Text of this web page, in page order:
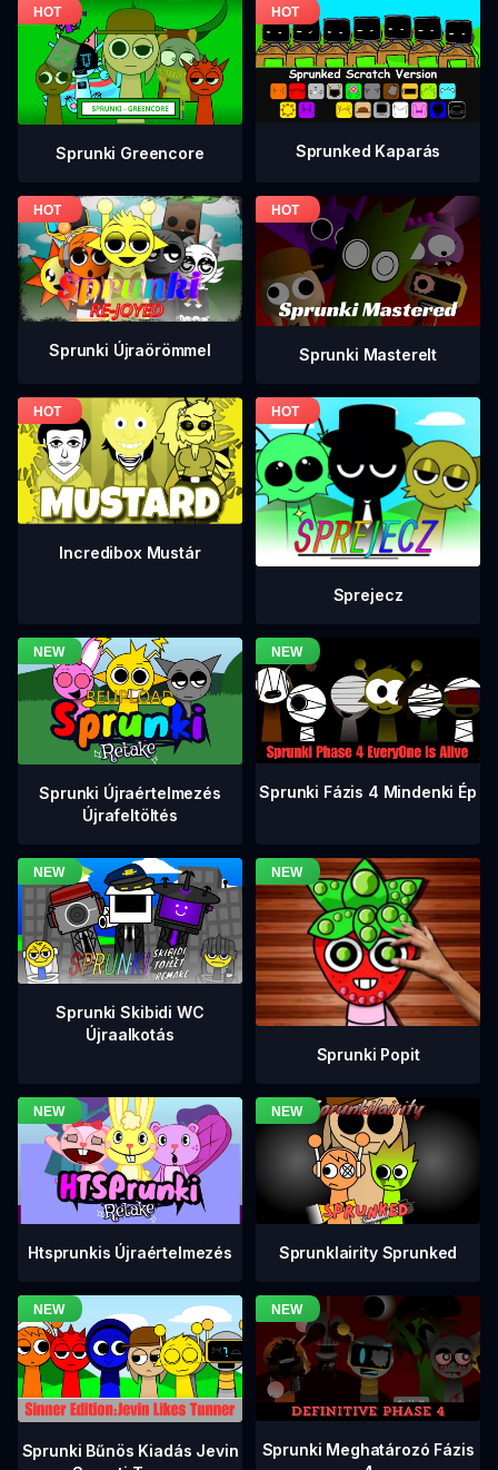
Sprunki Greencore Sprunked Kaparás
Sprunki Újraörömmel Sprunki Masterelt
Incredibox Mustár
Sprejecz
Sprunki Újraértelmezés
Újrafeltöltés
Sprunki Fázis 4 Mindenki Ép
Sprunki Skibidi WC
Újraalkotás
Sprunki Popit
Htsprunkis Újraértelmezés Sprunklairity Sprunked
Sprunki Bűnös Kiadás Jevin
Sprunki Meghatározó Fázis